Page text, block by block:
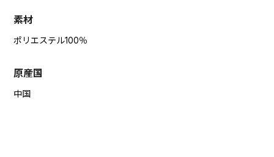
素材
ポリエステル100％
原産国
中国